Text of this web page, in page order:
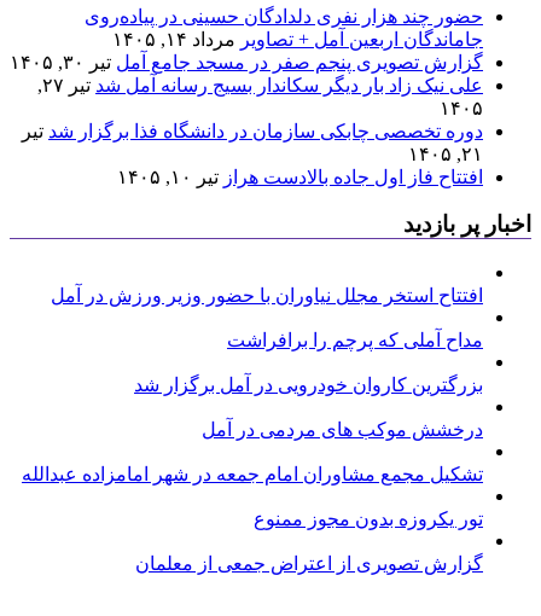
حضور چند هزار نفری دلدادگان حسینی در پیاده‌روی
جاماندگان اربعین آمل + تصاویر مرداد ۱۴, ۱۴۰۵
گزارش تصویری پنجم صفر در مسجد جامع آمل تیر ۳۰, ۱۴۰۵
علی نیک زاد بار دیگر سکاندار بسیج رسانه آمل شد
تیر ۲۷,
۱۴۰۵
دوره تخصصی چابکی سازمان در دانشگاه فذا برگزار شد تیر
۲۱, ۱۴۰۵
افتتاح فاز اول جاده بالادست هراز تیر ۱۰, ۱۴۰۵
اخبار پر بازدید
افتتاح استخر مجلل نیاوران با حضور وزیر ورزش در آمل
مداح آملی که پرچم را برافراشت
بزرگترین کاروان خودرویی در آمل برگزار شد
درخشش موکب های مردمی در آمل
تشکیل مجمع مشاوران امام جمعه در شهر امامزاده عبدالله
تور یکروزه بدون مجوز ممنوع
گزارش تصویری از اعتراض جمعی از معلمان